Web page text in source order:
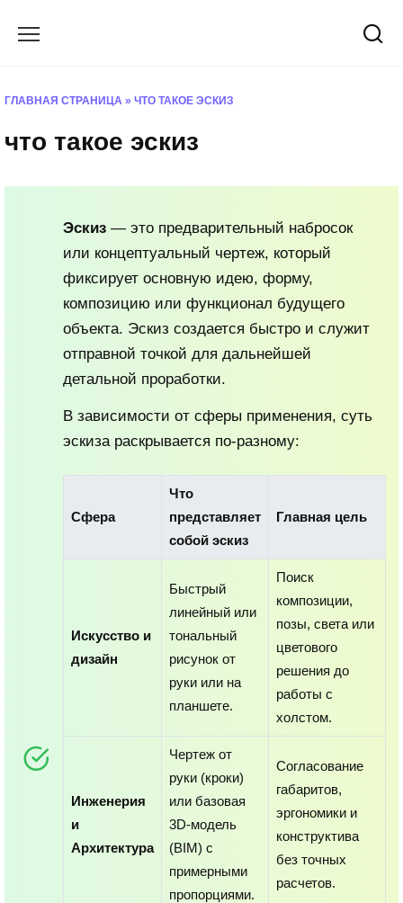
ГЛАВНАЯ СТРАНИЦА » ЧТО ТАКОЕ ЭСКИЗ
что такое эскиз
Эскиз — это предварительный набросок
или концептуальный чертеж, который
фиксирует основную идею, форму,
композицию или функционал будущего
объекта. Эскиз создается быстро и служит
отправной точкой для дальнейшей
детальной проработки.
В зависимости от сферы применения, суть
эскиза раскрывается по-разному:
Сфера
Что
представляет
собой эскиз
Главная цель
Искусство и
дизайн
Быстрый
линейный или
тональный
рисунок от
руки или на
планшете.
Поиск
композиции,
позы, света или
цветового
решения до
работы с
холстом.
Инженерия
и
Архитектура
Чертеж от
руки (кроки)
или базовая
3D-модель
(BIM) с
примерными
пропорциями.
Согласование
габаритов,
эргономики и
конструктива
без точных
расчетов.